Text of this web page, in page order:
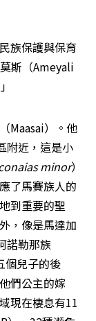
族保護與保育
斯（Ameyali
Maasai）。他
附近，這是小
minor）
了馬賽族人的
到重要的聖
，像是馬達加
諾勒那族
個兒子的後
們公主的嫁
現在棲息有11